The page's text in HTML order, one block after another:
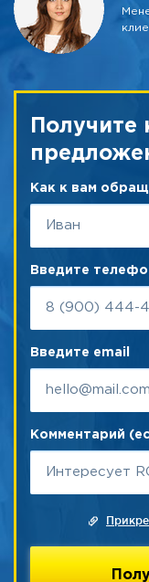
Получите
Как к вам
Введите
Введите email
Комментарий